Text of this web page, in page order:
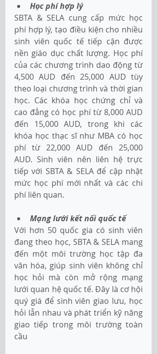
Học phí hợp lý
SBTA & SELA cung cấp mức học
phí hợp lý, tạo điều kiện cho nhiều
sinh viên quốc tế tiếp cận được
nền giáo dục chất lượng. Học phí
của các chương trình dao động từ
4,500 AUD đến 25,000 AUD tùy
theo loại chương trình và thời gian
học. Các khóa học chứng chỉ và
cao đẳng có học phí từ 8,000 AUD
đến 15,000 AUD, trong khi các
khóa học thạc sĩ như MBA có học
phí từ 22,000 AUD đến 25,000
AUD. Sinh viên nên liên hệ trực
tiếp với SBTA & SELA để cập nhật
mức học phí mới nhất và các chi
phí liên quan.
Mạng lưới kết nối quốc tế
Với hơn 50 quốc gia có sinh viên
đang theo học, SBTA & SELA mang
đến một môi trường học tập đa
văn hóa, giúp sinh viên không chỉ
học hỏi mà còn mở rộng mạng
lưới quan hệ quốc tế. Đây là cơ hội
quý giá để sinh viên giao lưu, học
hỏi lẫn nhau và phát triển kỹ năng
giao tiếp trong môi trường toàn
cầu